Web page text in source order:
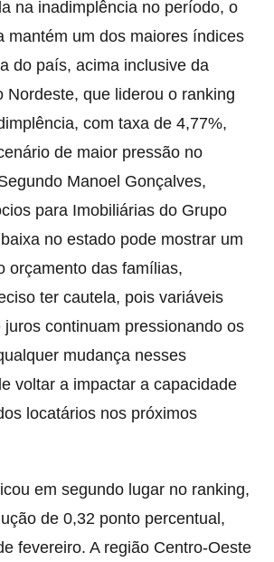
na inadimplência no período, o
mantém um dos maiores índices
do país, acima inclusive da
Nordeste, que liderou o ranking
com taxa de 4,77%,
de maior pressão no
Manoel Gonçalves,
para Imobiliárias do Grupo
no estado pode mostrar um
orçamento das famílias,
ter cautela, pois variáveis
continuam pressionando os
mudança nesses
voltar a impactar a capacidade
locatários nos próximos
em segundo lugar no ranking,
de 0,32 ponto percentual,
fevereiro. A região Centro-Oeste